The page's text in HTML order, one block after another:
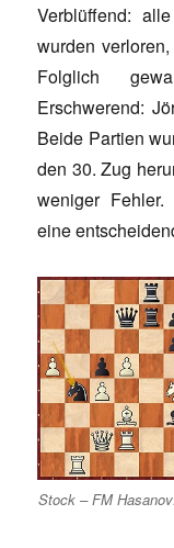
Verblüffend:
wurden
Folglich
Erschwerend:
Beide Partien
den 30. Zug
weniger
eine
Stock – FM